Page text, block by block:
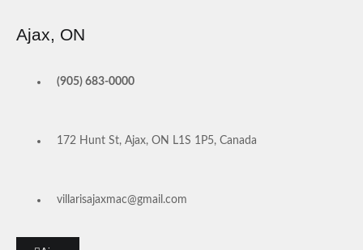
Ajax, ON
(905) 683-0000
172 Hunt St, Ajax, ON L1S 1P5, Canada
villarisajaxmac@gmail.com